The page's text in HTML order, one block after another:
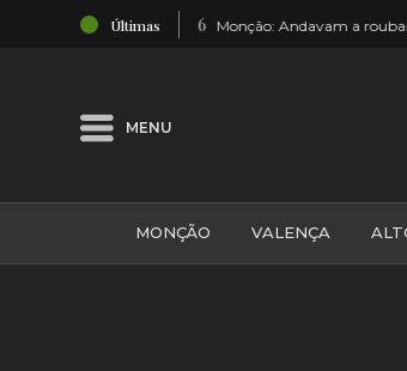
Últimas
Monção: Andavam a roubar lojas. Foram apanhados
MENU
MONÇÃO VALENÇA